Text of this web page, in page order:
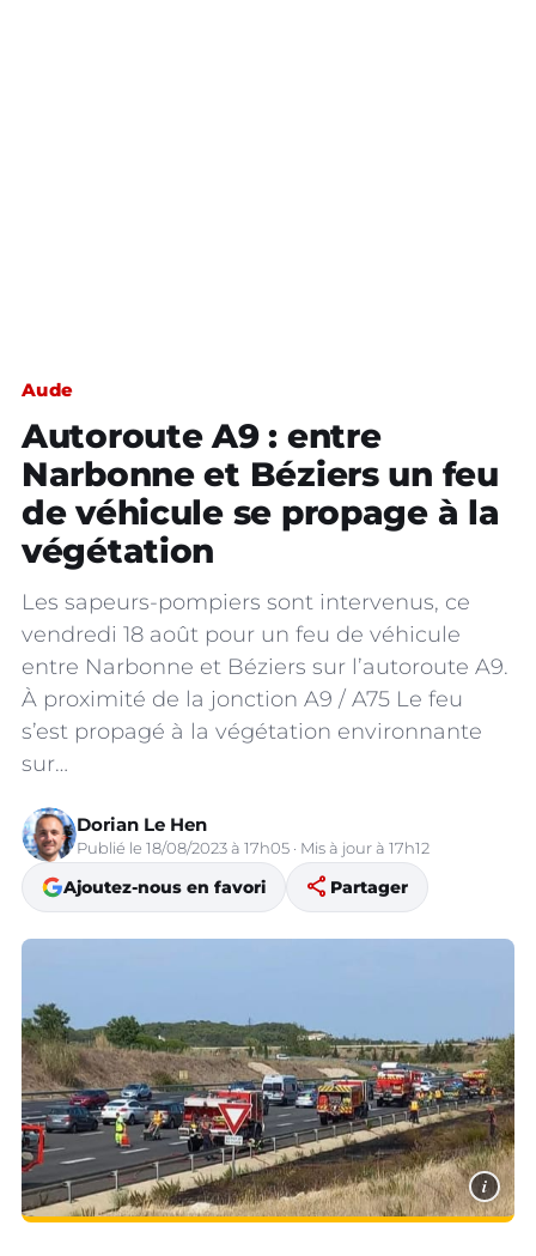
Aude
Autoroute A9 : entre
Narbonne et Béziers un feu
de véhicule se propage à la
végétation
Les sapeurs-pompiers sont intervenus, ce
vendredi 18 août pour un feu de véhicule
entre Narbonne et Béziers sur l’autoroute A9.
À proximité de la jonction A9 / A75 Le feu
s’est propagé à la végétation environnante
sur…
Dorian Le Hen
Publié le 18/08/2023 à 17h05 · Mis à jour à 17h12
Ajoutez-nous en favori share Partager
i